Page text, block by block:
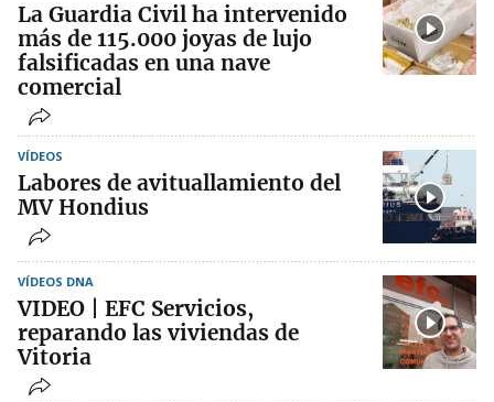
La Guardia Civil ha intervenido
más de 115.000 joyas de lujo
falsificadas en una nave
comercial
VÍDEOS
Labores de avituallamiento del
MV Hondius
VÍDEOS DNA
VIDEO | EFC Servicios,
reparando las viviendas de
Vitoria